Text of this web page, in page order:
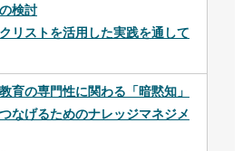
検討
ストを活用した実践を通して
育の専門性に関わる「暗黙知」
なげるためのナレッジマネジメ